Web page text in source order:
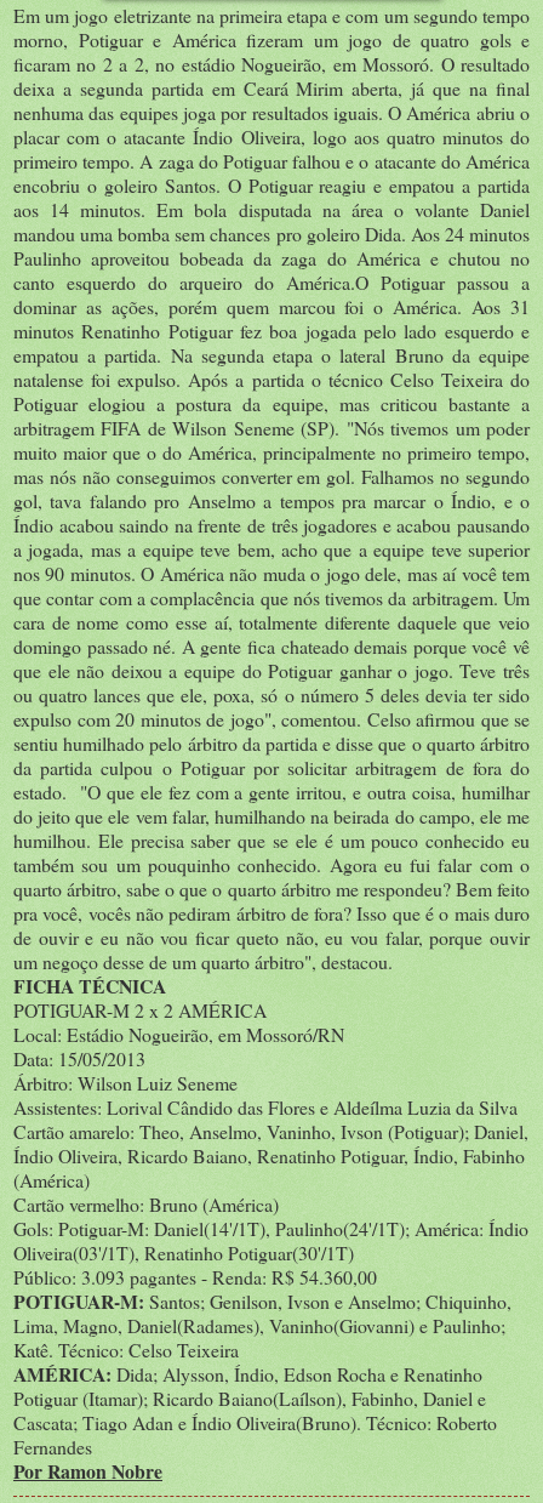
Em um jogo eletrizante na primeira etapa e com um segundo tempo
morno, Potiguar e América fizeram um jogo de quatro gols e
ficaram no 2 a 2, no estádio Nogueirão, em Mossoró. O resultado
deixa a segunda partida em Ceará Mirim aberta, já que na final
nenhuma das equipes joga por resultados iguais. O América abriu o
placar com o atacante Índio Oliveira, logo aos quatro minutos do
primeiro tempo. A zaga do Potiguar falhou e o atacante do América
encobriu o goleiro Santos. O Potiguar reagiu e empatou a partida
aos 14 minutos. Em bola disputada na área o volante Daniel
mandou uma bomba sem chances pro goleiro Dida. Aos 24 minutos
Paulinho aproveitou bobeada da zaga do América e chutou no
canto esquerdo do arqueiro do América.O Potiguar passou a
dominar as ações, porém quem marcou foi o América. Aos 31
minutos Renatinho Potiguar fez boa jogada pelo lado esquerdo e
empatou a partida. Na segunda etapa o lateral Bruno da equipe
natalense foi expulso. Após a partida o técnico Celso Teixeira do
Potiguar elogiou a postura da equipe, mas criticou bastante a
arbitragem FIFA de Wilson Seneme (SP). "Nós tivemos um poder
muito maior que o do América, principalmente no primeiro tempo,
mas nós não conseguimos converter em gol. Falhamos no segundo
gol, tava falando pro Anselmo a tempos pra marcar o Índio, e o
Índio acabou saindo na frente de três jogadores e acabou pausando
a jogada, mas a equipe teve bem, acho que a equipe teve superior
nos 90 minutos. O América não muda o jogo dele, mas aí você tem
que contar com a complacência que nós tivemos da arbitragem. Um
cara de nome como esse aí, totalmente diferente daquele que veio
domingo passado né. A gente fica chateado demais porque você vê
que ele não deixou a equipe do Potiguar ganhar o jogo. Teve três
ou quatro lances que ele, poxa, só o número 5 deles devia ter sido
expulso com 20 minutos de jogo", comentou. Celso afirmou que se
sentiu humilhado pelo árbitro da partida e disse que o quarto árbitro
da partida culpou o Potiguar por solicitar arbitragem de fora do
estado. "O que ele fez com a gente irritou, e outra coisa, humilhar
do jeito que ele vem falar, humilhando na beirada do campo, ele me
humilhou. Ele precisa saber que se ele é um pouco conhecido eu
também sou um pouquinho conhecido. Agora eu fui falar com o
quarto árbitro, sabe o que o quarto árbitro me respondeu? Bem feito
pra você, vocês não pediram árbitro de fora? Isso que é o mais duro
de ouvir e eu não vou ficar queto não, eu vou falar, porque ouvir
um negoço desse de um quarto árbitro", destacou.
FICHA TÉCNICA
POTIGUAR-M 2 x 2 AMÉRICA
Local: Estádio Nogueirão, em Mossoró/RN
Data: 15/05/2013
Árbitro: Wilson Luiz Seneme
Assistentes: Lorival Cândido das Flores e Aldeílma Luzia da Silva
Cartão amarelo: Theo, Anselmo, Vaninho, Ivson (Potiguar); Daniel,
Índio Oliveira, Ricardo Baiano, Renatinho Potiguar, Índio, Fabinho
(América)
Cartão vermelho: Bruno (América)
Gols: Potiguar-M: Daniel(14'/1T), Paulinho(24'/1T); América: Índio
Oliveira(03'/1T), Renatinho Potiguar(30'/1T)
Público: 3.093 pagantes - Renda: R$ 54.360,00
POTIGUAR-M: Santos; Genilson, Ivson e Anselmo; Chiquinho,
Lima, Magno, Daniel(Radames), Vaninho(Giovanni) e Paulinho;
Katê. Técnico: Celso Teixeira
AMÉRICA: Dida; Alysson, Índio, Edson Rocha e Renatinho
Potiguar (Itamar); Ricardo Baiano(Laílson), Fabinho, Daniel e
Cascata; Tiago Adan e Índio Oliveira(Bruno). Técnico: Roberto
Fernandes
Por Ramon Nobre